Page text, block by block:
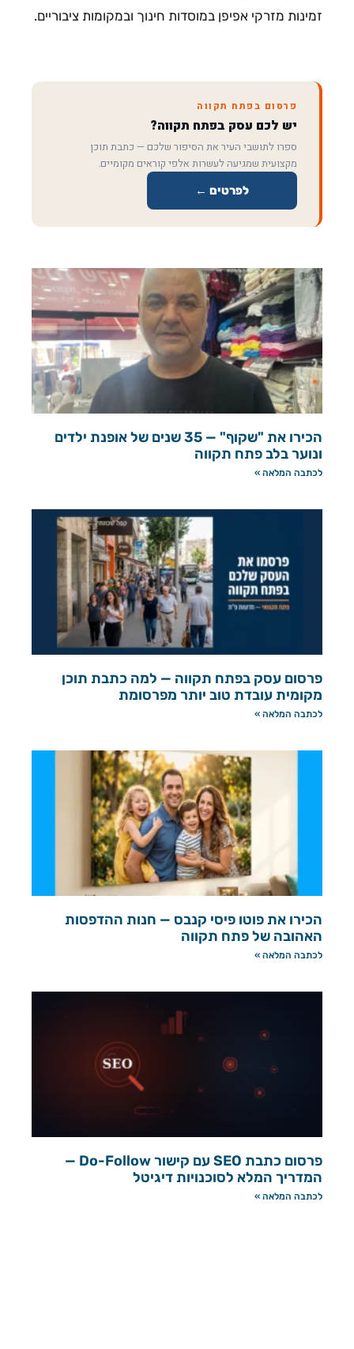
זמינות מזרקי אפיפן במוסדות חינוך ובמקומות ציבוריים.
פרסום בפתח תקווה
יש לכם עסק בפתח תקווה?
ספרו לתושבי העיר את הסיפור שלכם — כתבת תוכן
מקצועית שמגיעה לעשרות אלפי קוראים מקומיים.
לפרטים ←
הכירו את "שקוף" — 35 שנים של אופנת ילדים
ונוער בלב פתח תקווה
לכתבה המלאה »
פרסום עסק בפתח תקווה — למה כתבת תוכן
מקומית עובדת טוב יותר מפרסומת
לכתבה המלאה »
הכירו את פוטו פיסי קנבס — חנות ההדפסות
האהובה של פתח תקווה
לכתבה המלאה »
פרסום כתבת SEO עם קישור Do-Follow —
המדריך המלא לסוכנויות דיגיטל
לכתבה המלאה »